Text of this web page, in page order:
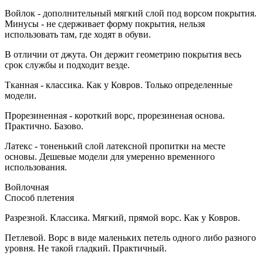
Войлок - дополнительный мягкий слой под ворсом покрытия.
Минусы - не сдерживает форму покрытия, нельзя
использовать там, где ходят в обуви.
В отличии от джута. Он держит геометрию покрытия весь
срок службы и подходит везде.
Тканная - классика. Как у Ковров. Только определенные
модели.
Прорезиненная - короткий ворс, прорезиненая основа.
Практично. Базово.
Латекс - тоненький слой латексной пропитки на месте
основы. Дешевые модели для умеренно временного
использования.
Войлочная
Способ плетения
Разрезной. Классика. Мягкий, прямой ворс. Как у Ковров.
Петлевой. Ворс в виде маленьких петель одного либо разного
уровня. Не такой гладкий. Практичный.